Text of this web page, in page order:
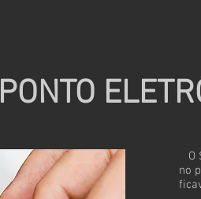
PONTO
O
no